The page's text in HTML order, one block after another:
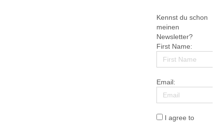
Kennst du schon
meinen
Newsletter?
First Name:
Email:
I agree to